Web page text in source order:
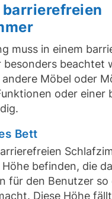
muss in einem
besonders beachtet
Möbel oder
oder einer
Bett
befinden, die
für den Benutzer so
Diese Höhe